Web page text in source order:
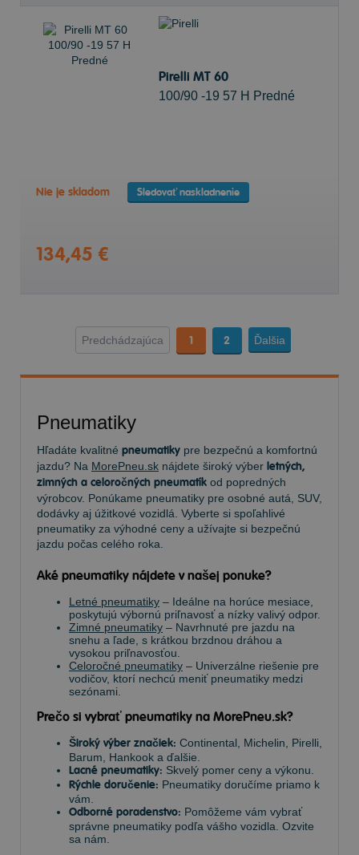
Pirelli MT 60
100/90 -19 57 H Predné
Nie je skladom Sledovať naskladnenie
134,45 €
Predchádzajúca 1 2 Ďalšia
Pneumatiky
Hľadáte kvalitné pneumatiky pre bezpečnú a komfortnú
jazdu? Na MorePneu.sk nájdete široký výber letných,
zimných a celoročných pneumatík od popredných
výrobcov. Ponúkame pneumatiky pre osobné autá, SUV,
dodávky aj úžitkové vozidlá. Vyberte si spoľahlivé
pneumatiky za výhodné ceny a užívajte si bezpečnú
jazdu počas celého roka.
Aké pneumatiky nájdete v našej ponuke?
Letné pneumatiky – Ideálne na horúce mesiace,
poskytujú výbornú priľnavosť a nízky valivý odpor.
Zimné pneumatiky – Navrhnuté pre jazdu na
snehu a ľade, s krátkou brzdnou dráhou a
vysokou priľnavosťou.
Celoročné pneumatiky – Univerzálne riešenie pre
vodičov, ktorí nechcú meniť pneumatiky medzi
sezónami.
Prečo si vybrať pneumatiky na MorePneu.sk?
Široký výber značiek: Continental, Michelin, Pirelli,
Barum, Hankook a ďalšie.
Lacné pneumatiky: Skvelý pomer ceny a výkonu.
Rýchle doručenie: Pneumatiky doručíme priamo k
vám.
Odborné poradenstvo: Pomôžeme vám vybrať
správne pneumatiky podľa vášho vozidla. Ozvite
sa nám.